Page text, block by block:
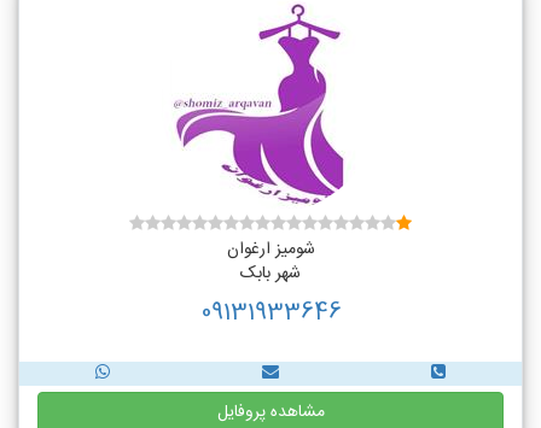
شومیز ارغوان
شهر بابک
09131933646
مشاهده پروفایل